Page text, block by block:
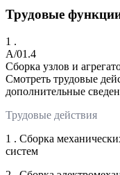
Трудовые
1 .
A/01.4
Сборка узлов и
Смотреть трудовые
дополнительные
Трудовые действия
1 . Сборка
систем